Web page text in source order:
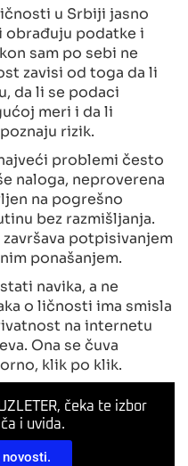
u Srbiji jasno
obrađuju podatke i
sam po sebi ne
zavisi od toga da li
da li se podaci
meri i da li
rizik.
problemi često
naloga, neproverena
na pogrešno
bez razmišljanja.
potpisivanjem
ponašanjem.
navika, a ne
o ličnosti ima smisla
na internetu
Ona se čuva
klik po klik.
čeka te izbor
i uvida.
novosti.